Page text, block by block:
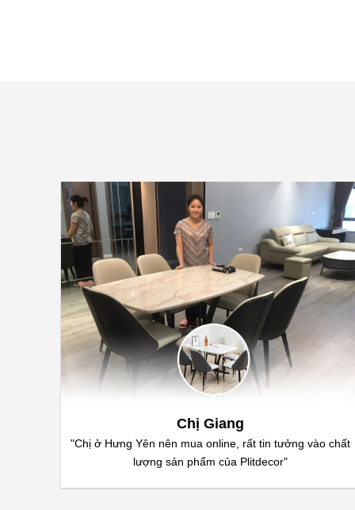
Chị Giang
"Chị ở Hưng Yên nên mua online, rất tin tưởng vào chất
lượng sản phẩm của Plitdecor"